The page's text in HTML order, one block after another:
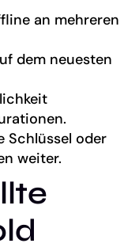
an mehreren
dem neuesten
Schlüssel oder
weiter.